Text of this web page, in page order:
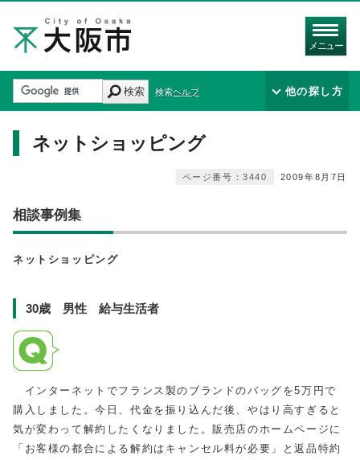
メニュー
検索 検索ヘルプ 他の探し方
ネットショッピング
2009年8月7日
ページ番号：3440
相談事例集
ネットショッピング
30歳 男性 給与生活者
インターネットでフランス製のブランドのバッグを5万円で
購入しました。今日、代金を振り込んだ後、やはり高すぎると
気が変わって解約したくなりました。販売店のホームページに
「お客様の都合による解約はキャンセル料が必要」と返品特約